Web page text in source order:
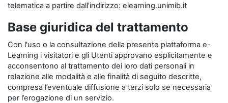
telematica a partire dall’indirizzo: elearning.unimib.it
Base giuridica del trattamento
Con l'uso o la consultazione della presente piattaforma e-
Learning i visitatori e gli Utenti approvano esplicitamente e
acconsentono al trattamento dei loro dati personali in
relazione alle modalità e alle finalità di seguito descritte,
compresa l’eventuale diffusione a terzi solo se necessaria
per l’erogazione di un servizio.